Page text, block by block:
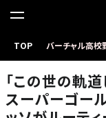
TOP バーチャル高校
「この世の軌
スーパーゴー